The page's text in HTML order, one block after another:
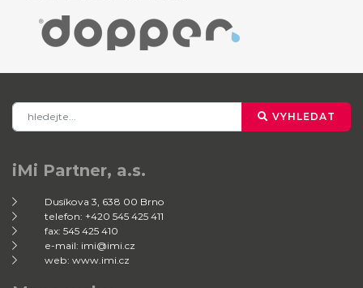
VYHLEDAT
iMi Partner, a.s.
Dusíkova 3, 638 00 Brno
telefon: +420 545 425 411
fax: 545 425 410
e-mail: imi@imi.cz
web: www.imi.cz